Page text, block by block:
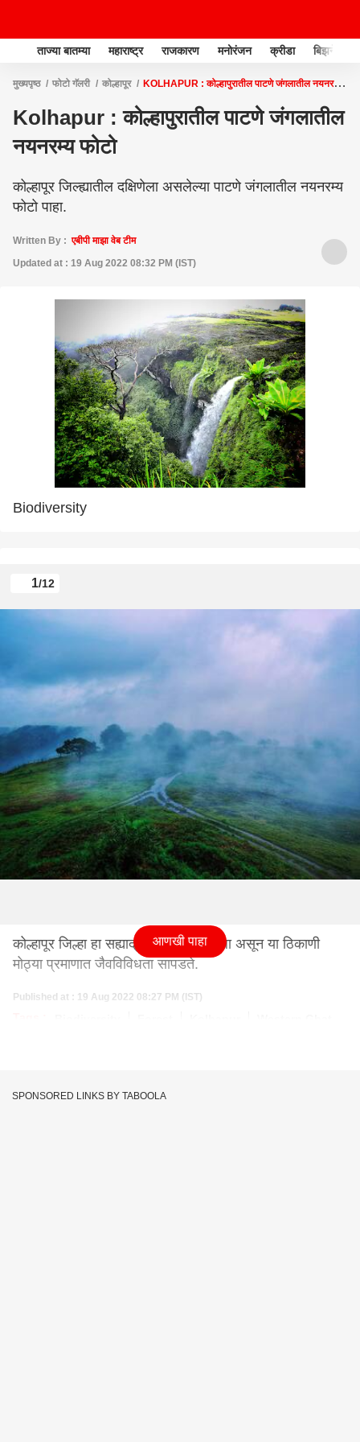
ताज्या बातम्या महाराष्ट्र राजकारण मनोरंजन क्रीडा बिझनेस
मुख्यपृष्ठ फोटो गॅलरी कोल्हापूर
KOLHAPUR : कोल्हापुरातील पाटणे जंगलातील नयनरम्य
Kolhapur : कोल्हापुरातील पाटणे जंगलातील
नयनरम्य फोटो
कोल्हापूर जिल्ह्यातील दक्षिणेला असलेल्या पाटणे जंगलातील नयनरम्य
फोटो पाहा.
Written By :एबीपी माझा वेब टीम
Updated at : 19 Aug 2022 08:32 PM (IST)
Biodiversity
1/12
कोल्हापूर जिल्हा हा सह्याद्रीच्या कुशीत वसला असून या ठिकाणी
मोठ्या प्रमाणात जैवविविधता सापडते.
Published at : 19 Aug 2022 08:27 PM (IST)
आणखी पाहा
SPONSORED LINKS BY TABOOLA